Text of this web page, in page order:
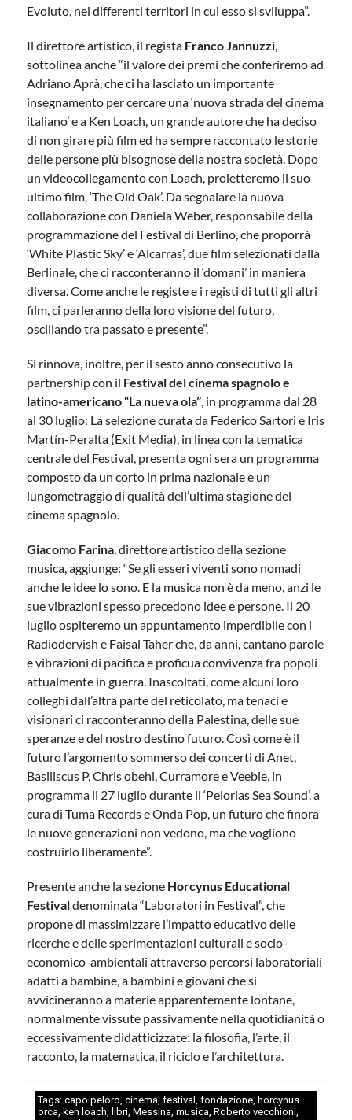
Evoluto, nei differenti territori in cui esso si sviluppa”.
Il direttore artistico, il regista Franco Jannuzzi,
sottolinea anche “il valore dei premi che conferiremo ad
Adriano Aprà, che ci ha lasciato un importante
insegnamento per cercare una ‘nuova strada del cinema
italiano’ e a Ken Loach, un grande autore che ha deciso
di non girare più film ed ha sempre raccontato le storie
delle persone più bisognose della nostra società. Dopo
un videocollegamento con Loach, proietteremo il suo
ultimo film, ‘The Old Oak’. Da segnalare la nuova
collaborazione con Daniela Weber, responsabile della
programmazione del Festival di Berlino, che proporrà
‘White Plastic Sky’ e ‘Alcarras’, due film selezionati dalla
Berlinale, che ci racconteranno il ‘domani’ in maniera
diversa. Come anche le registe e i registi di tutti gli altri
film, ci parleranno della loro visione del futuro,
oscillando tra passato e presente”.
Si rinnova, inoltre, per il sesto anno consecutivo la
partnership con il Festival del cinema spagnolo e
latino-americano “La nueva ola”, in programma dal 28
al 30 luglio: La selezione curata da Federico Sartori e Iris
Martín-Peralta (Exit Media), in linea con la tematica
centrale del Festival, presenta ogni sera un programma
composto da un corto in prima nazionale e un
lungometraggio di qualità dell’ultima stagione del
cinema spagnolo.
Giacomo Farina, direttore artistico della sezione
musica, aggiunge: “Se gli esseri viventi sono nomadi
anche le idee lo sono. E la musica non è da meno, anzi le
sue vibrazioni spesso precedono idee e persone. Il 20
luglio ospiteremo un appuntamento imperdibile con i
Radiodervish e Faisal Taher che, da anni, cantano parole
e vibrazioni di pacifica e proficua convivenza fra popoli
attualmente in guerra. Inascoltati, come alcuni loro
colleghi dall’altra parte del reticolato, ma tenaci e
visionari ci racconteranno della Palestina, delle sue
speranze e del nostro destino futuro. Così come è il
futuro l’argomento sommerso dei concerti di Anet,
Basiliscus P, Chris obehi, Curramore e Veeble, in
programma il 27 luglio durante il ‘Pelorias Sea Sound’, a
cura di Tuma Records e Onda Pop, un futuro che finora
le nuove generazioni non vedono, ma che vogliono
costruirlo liberamente”.
Presente anche la sezione Horcynus Educational
Festivaldenominata “Laboratori in Festival”, che
propone di massimizzare l’impatto educativo delle
ricerche e delle sperimentazioni culturali e socio-
economico-ambientali attraverso percorsi laboratoriali
adatti a bambine, a bambini e giovani che si
avvicineranno a materie apparentemente lontane,
normalmente vissute passivamente nella quotidianità o
eccessivamente didatticizzate: la filosofia, l’arte, il
racconto, la matematica, il riciclo e l’architettura.
Tags: capo peloro, cinema, festival , fondazione, horcynus
orca, ken loach, libri, Messina, musica, Roberto vecchioni,